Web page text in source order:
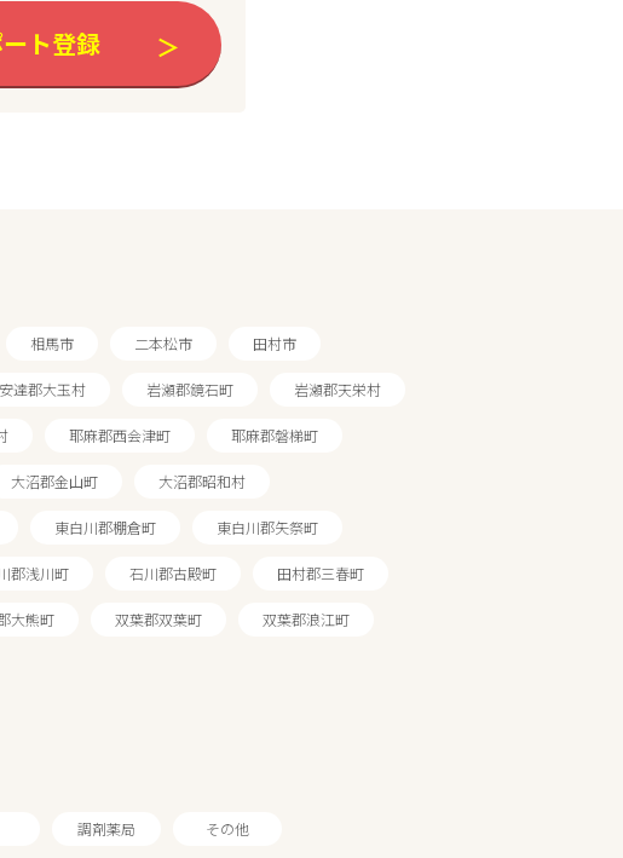
ト登録
相馬市 二本松市 田村市
安達郡大玉村 岩瀬郡鏡石町 岩瀬郡天栄村
耶麻郡西会津町 耶麻郡磐梯町
大沼郡金山町 大沼郡昭和村
東白川郡棚倉町 東白川郡矢祭町
郡浅川町 石川郡古殿町 田村郡三春町
大熊町 双葉郡双葉町 双葉郡浪江町
調剤薬局 その他